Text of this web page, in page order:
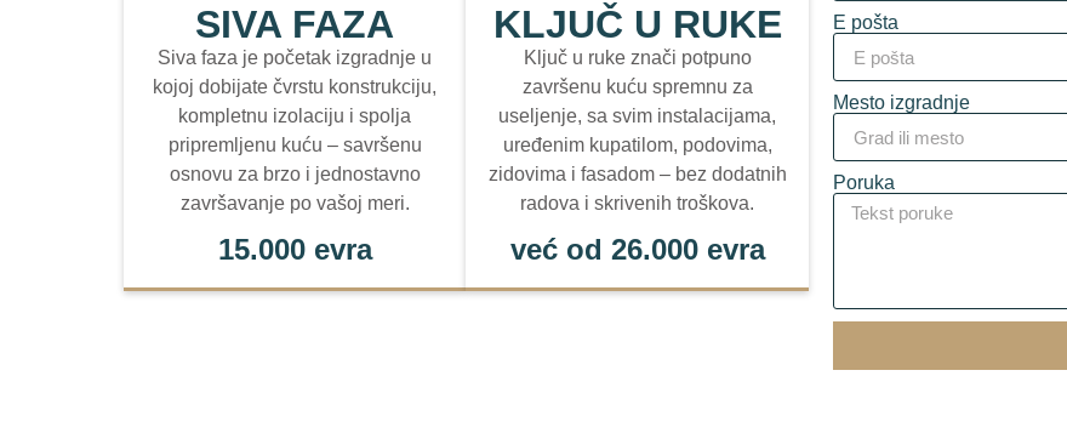
SIVA FAZA
Siva faza je početak izgradnje u
kojoj dobijate čvrstu konstrukciju,
kompletnu izolaciju i spolja
pripremljenu kuću – savršenu
osnovu za brzo i jednostavno
završavanje po vašoj meri.
15.000 evra
KLJUČ U RUKE
Ključ u ruke znači potpuno
završenu kuću spremnu za
useljenje, sa svim instalacijama,
uređenim kupatilom, podovima,
zidovima i fasadom – bez dodatnih
radova i skrivenih troškova.
već od 26.000 evra
E pošta
Mesto izgradnje
Poruka